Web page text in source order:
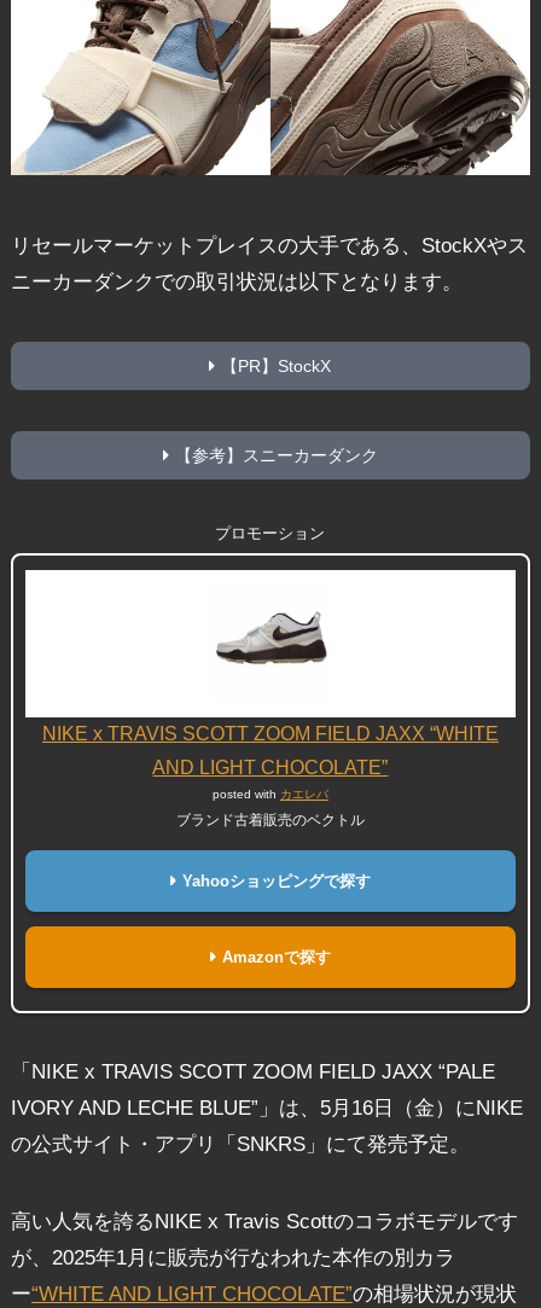
リセールマーケットプレイスの大手である、StockXやス
ニーカーダンクでの取引状況は以下となります。
【PR】StockX
【参考】スニーカーダンク
プロモーション
NIKE x TRAVIS SCOTT ZOOM FIELD JAXX “WHITE
AND LIGHT CHOCOLATE”
posted with カエレバ
ブランド古着販売のベクトル
Yahooショッピングで探す
Amazonで探す
「NIKE x TRAVIS SCOTT ZOOM FIELD JAXX “PALE
IVORY AND LECHE BLUE”」は、5月16日（金）にNIKE
の公式サイト・アプリ「SNKRS」にて発売予定。
高い人気を誇るNIKE x Travis Scottのコラボモデルです
が、2025年1月に販売が行なわれた本作の別カラ
ー“WHITE AND LIGHT CHOCOLATE”の相場状況が現状